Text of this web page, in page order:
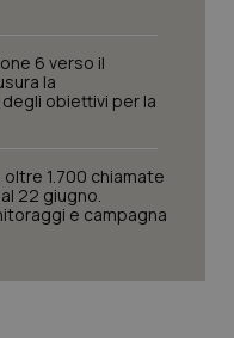
6 verso il
la
obiettivi per la
1.700 chiamate
22 giugno.
e campagna
a rendere fruibile il
di base quali la
alle aree
in grado di
cookie.
Fornitore/Dominio